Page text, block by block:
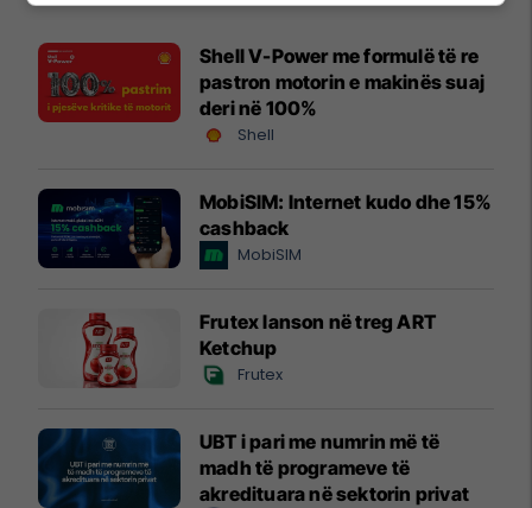
Shell V-Power me formulë të re
pastron motorin e makinës suaj
deri në 100%
Shell
MobiSIM: Internet kudo dhe 15%
cashback
MobiSIM
Frutex lanson në treg ART
Ketchup
Frutex
UBT i pari me numrin më të
madh të programeve të
akredituara në sektorin privat